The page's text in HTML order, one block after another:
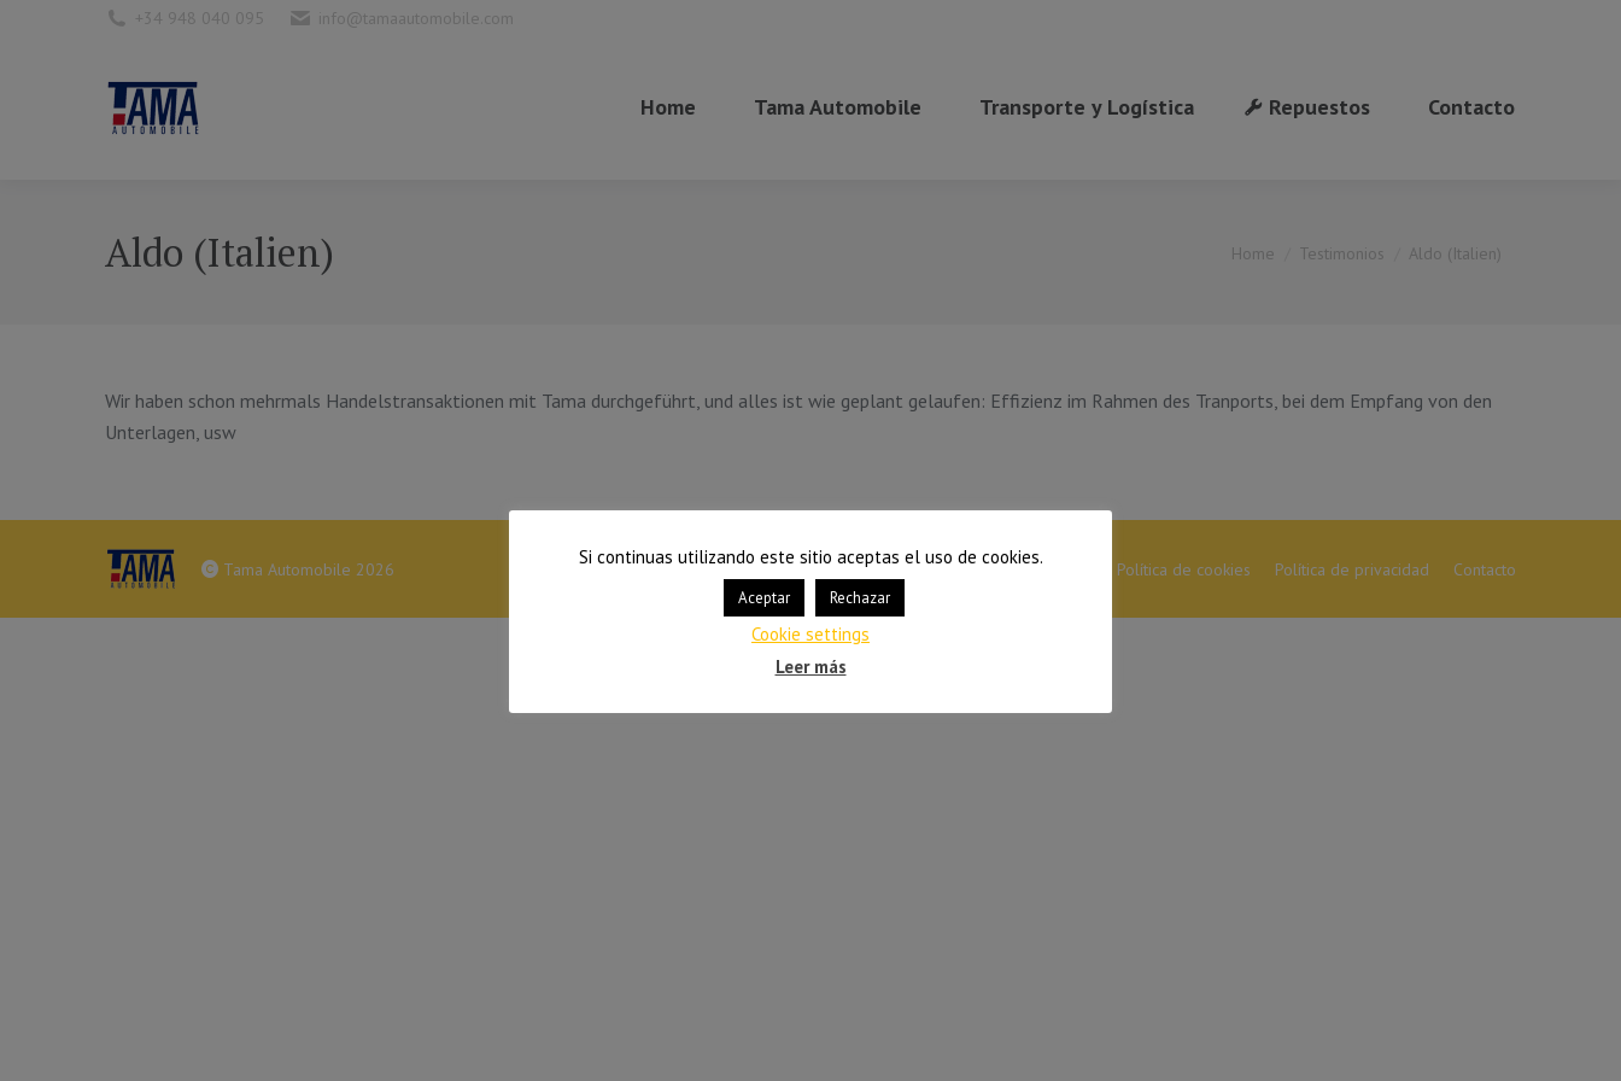
+34 948 040 095 info@tamaautomobile.com
Home Tama Automobile Transporte y Logística Repuestos Contacto
Aldo (Italien) You are here:
Home Testimonios Aldo (Italien)
Wir haben schon mehrmals Handelstransaktionen mit Tama durchgeführt, und alles ist wie geplant gelaufen: Effizienz im Rahmen des Tranports, bei dem Empfang von den
Unterlagen, usw
Tama Automobile 2026 Términos de Uso Política de cookies Política de privacidad Contacto
Si continuas utilizando este sitio aceptas el uso de cookies.
Aceptar Rechazar
Cookie settings
Leer más